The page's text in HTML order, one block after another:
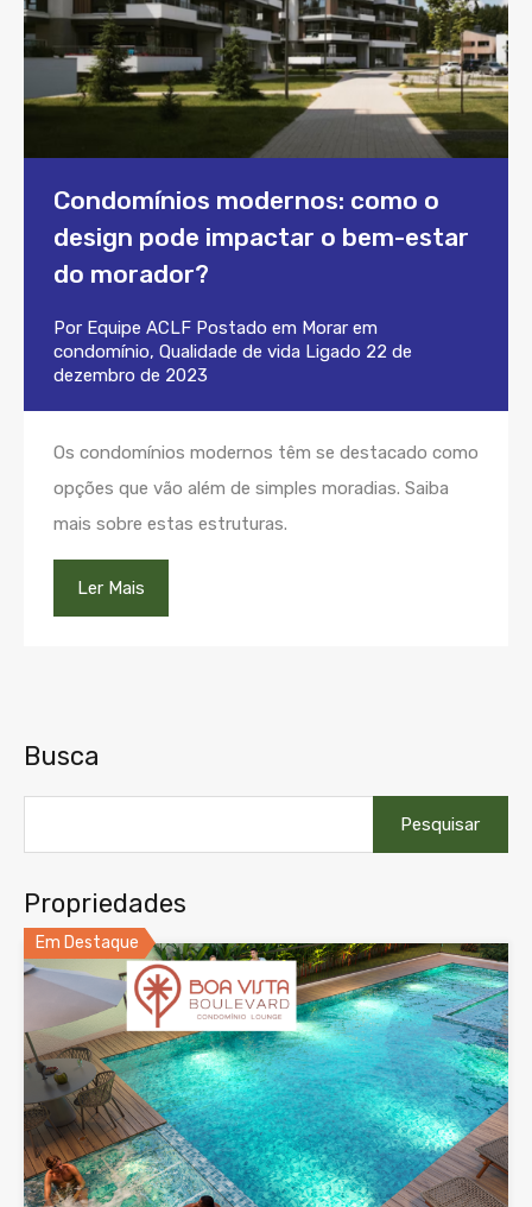
Condomínios modernos: como o
design pode impactar o bem-estar
do morador?
Por Equipe ACLF Postado em Morar em
condomínio, Qualidade de vida Ligado 22 de
dezembro de 2023
Os condomínios modernos têm se destacado como
opções que vão além de simples moradias. Saiba
mais sobre estas estruturas.
Ler Mais
Busca
por:
Propriedades
Em Destaque